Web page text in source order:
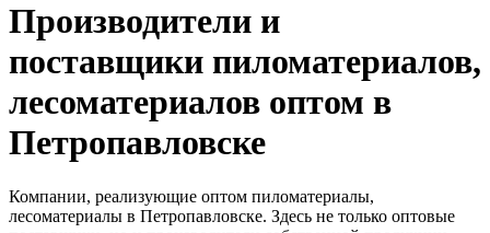
Производители и
поставщики пиломатериалов,
лесоматериалов оптом в
Петропавловске
Компании, реализующие оптом пиломатериалы,
лесоматериалы в Петропавловске. Здесь не только оптовые